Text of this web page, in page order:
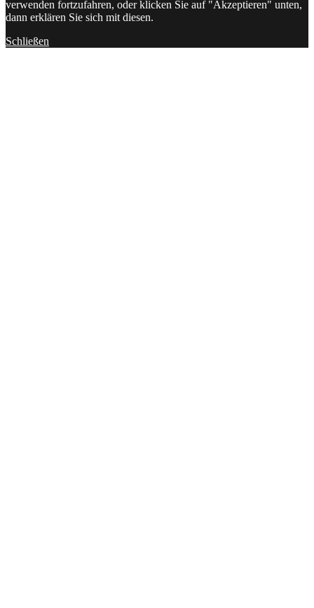
verwenden fortzufahren, oder klicken Sie auf "Akzeptieren" unten,
dann erklären Sie sich mit diesen.
Schließen